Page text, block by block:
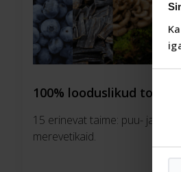
valik
100% looduslikud
15 erinevat taime: puu- ja
merevetikaid.